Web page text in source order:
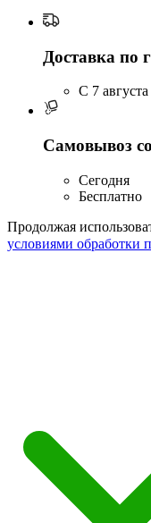
Доставка по
C 7 августа
Самовывоз
Сегодня
Бесплатно
Продолжая
условиями обработки